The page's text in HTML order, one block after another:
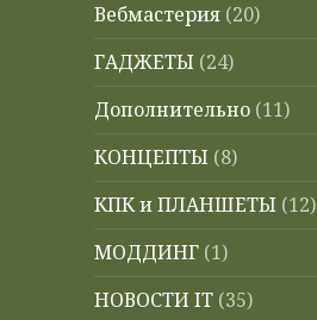
Вебмастерия (20)
ГАДЖЕТЫ (24)
Дополнительно (11)
КОНЦЕПТЫ (8)
КПК и ПЛАНШЕТЫ (12)
МОДДИНГ (1)
НОВОСТИ IT (35)